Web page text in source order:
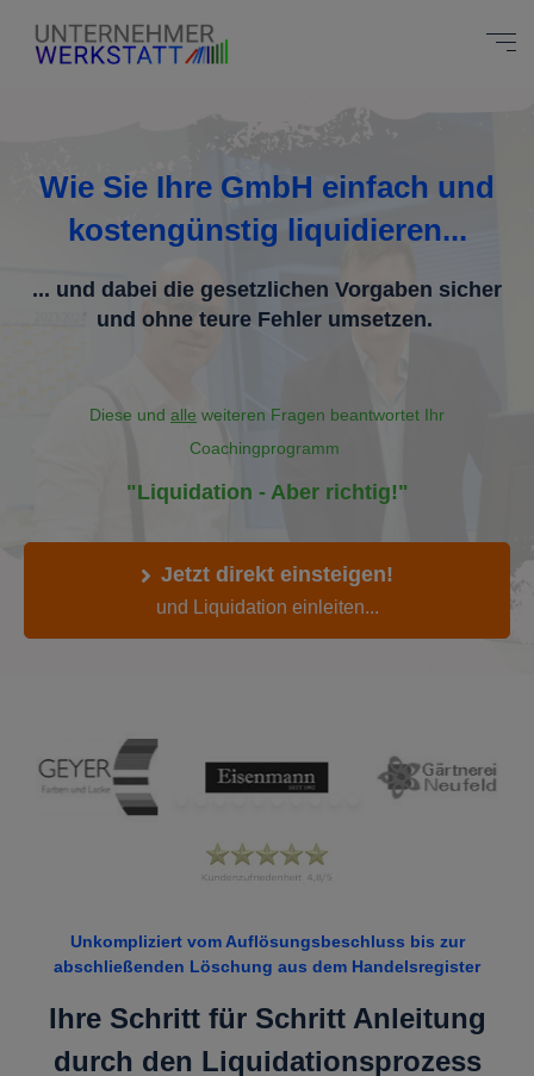
Wie Sie Ihre GmbH einfach und
kostengünstig liquidieren...
... und dabei die gesetzlichen Vorgaben sicher
und ohne teure Fehler umsetzen.
Diese und alle weiteren Fragen beantwortet Ihr
Coachingprogramm
"Liquidation - Aber richtig!"
Jetzt direkt einsteigen!
und Liquidation einleiten...
Unkompliziert vom Auflösungsbeschluss bis zur
abschließenden Löschung aus dem Handelsregister
Ihre Schritt für Schritt Anleitung
durch den Liquidationsprozess